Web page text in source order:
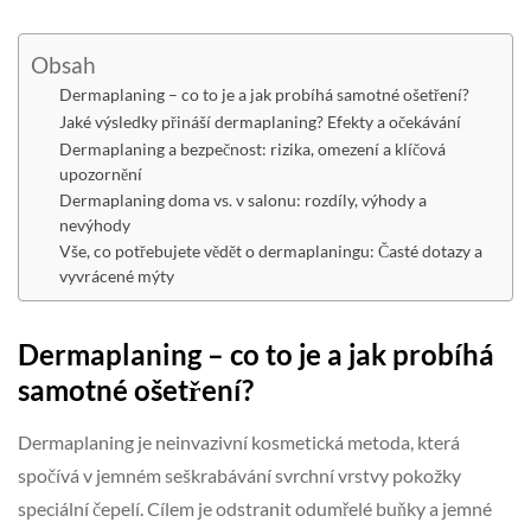
Obsah
Dermaplaning – co to je a jak probíhá samotné ošetření?
Jaké výsledky přináší dermaplaning? Efekty a očekávání
Dermaplaning a bezpečnost: rizika, omezení a klíčová
upozornění
Dermaplaning doma vs. v salonu: rozdíly, výhody a
nevýhody
Vše, co potřebujete vědět o dermaplaningu: Časté dotazy a
vyvrácené mýty
Dermaplaning – co to je a jak probíhá
samotné ošetření?
Dermaplaning je neinvazivní kosmetická metoda, která
spočívá v jemném seškrabávání svrchní vrstvy pokožky
speciální čepelí. Cílem je odstranit odumřelé buňky a jemné